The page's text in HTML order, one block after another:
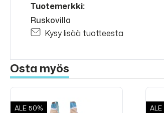
Tuotemerkki:
Ruskovilla
Kysy lisää tuotteesta
Osta myös
ALE 50% ALE